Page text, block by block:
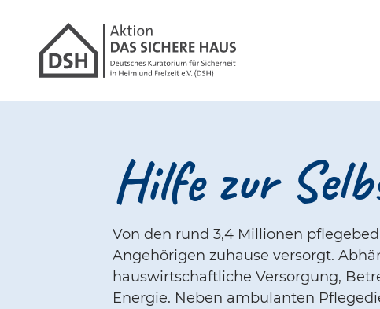
Gathmann
Hilfe zur
Von den rund 3,4 Millionen
Angehörigen zuhause versorgt.
hauswirtschaftliche Versorgung,
Energie. Neben ambulanten